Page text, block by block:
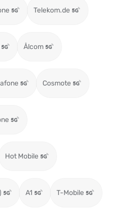
Telekom.de
Ålcom
Cosmote
Hot Mobile
A1 T-Mobile